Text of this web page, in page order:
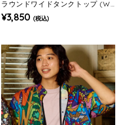
ラウンドワイドタンクトップ (W
OMENS)
¥3,850 (税込)